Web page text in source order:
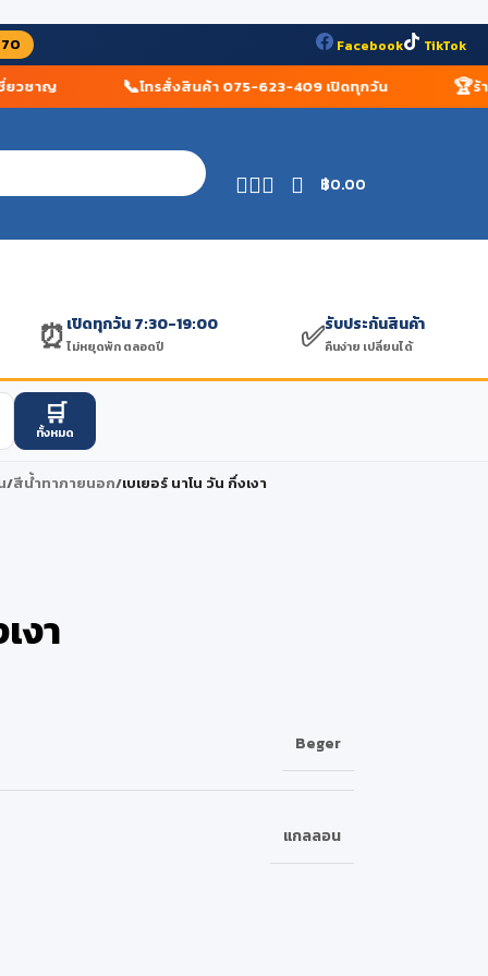
Facebook TikTok
ชาญ โทรสั่งสินค้า 075-623-409 เปิดทุกวัน ร้าน
฿0.00
⏰เปิดทุกวัน 7:30-19:00
ไม่หยุดพัก ตลอดปี ✅รับประกันสินค้า
คืนง่าย เปลี่ยนได้
🛒
ทั้งหมด
/สีน้ำทาภายนอก/เบเยอร์ นาโน วัน กึ่งเงา
งา
Beger
แกลลอน